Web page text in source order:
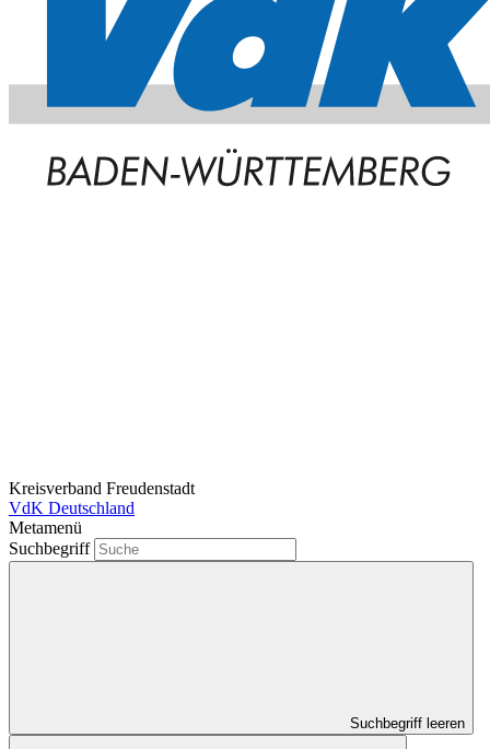
Kreisverband Freudenstadt
VdK Deutschland
Metamenü
Suchbegriff
Suchbegriff leeren